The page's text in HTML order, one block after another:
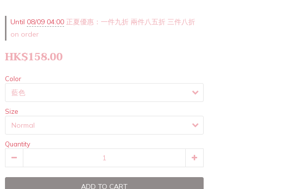
Until 08/09 04:00正夏優惠：一件九折 兩件八五折 三件八折
on order
HK$158.00
Color
Size
Quantity
ADD TO CART